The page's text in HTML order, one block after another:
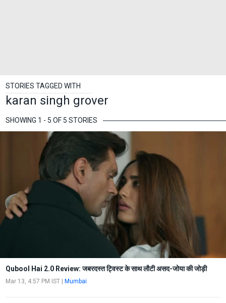
STORIES TAGGED WITH
karan singh grover
SHOWING 1 - 5 OF 5 STORIES
Qubool Hai 2.0 Review: जबरदस्त ट्विस्ट के साथ लौटी असद-जोया की जोड़ी
Mar 13, 4:57 PM IST Mumbai